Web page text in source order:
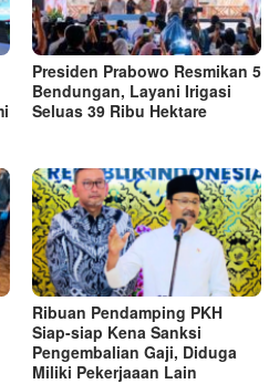
Presiden Prabowo Resmikan 5
Bendungan, Layani Irigasi
Seluas 39 Ribu Hektare
Ribuan Pendamping PKH
Siap-siap Kena Sanksi
Pengembalian Gaji, Diduga
Miliki Pekerjaaan Lain